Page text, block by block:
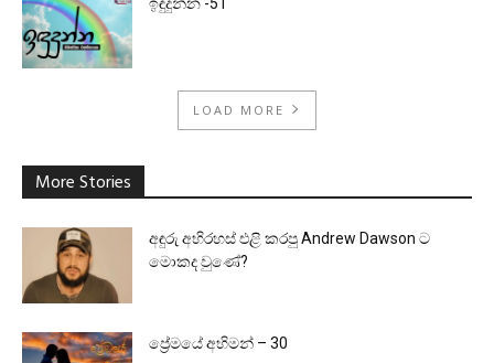
LOAD MORE
More Stories
අඳුරු අභිරහස් එළි කරපු Andrew Dawson ට
මොකද වුණේ?
ප්‍රේමයේ අභිමන් – 30